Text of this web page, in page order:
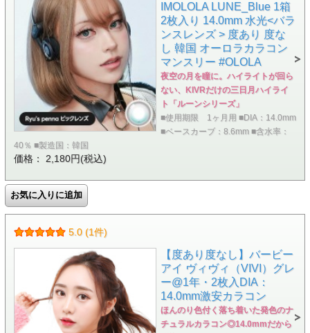
IMOLOLA LUNE_Blue 1箱
2枚入り 14.0mm 水光<バラ
ンスレンズ > 度あり 度な
し 韓国 オーロラカラコン
マンスリー #OLOLA
夜空の月を瞳に。ハイライトが回ら
ない、KIVRだけの三日月ハイライ
ト「ルーンシリーズ」
■使用期限 1ヶ月用 ■DIA：14.0mm
■ベースカーブ：8.6mm ■含水率：
40％ ■製造国：韓国
価格： 2,180円(税込)
5.0 (1件)
【度あり度なし】バービー
アイ ヴィヴィ（VIVI）グレ
ー@1年・2枚入DIA：
14.0mm激安カラコン
ほんのり色付く落ち着いた発色のナ
チュラルカラコン◎14.0mmだから